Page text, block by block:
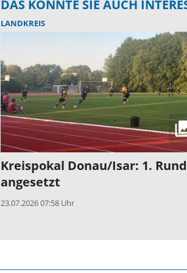
DAS KÖNNTE SIE AUCH
LANDKREIS
Kreispokal Donau/Isar: 1.
angesetzt
23.07.2026 07:58 Uhr